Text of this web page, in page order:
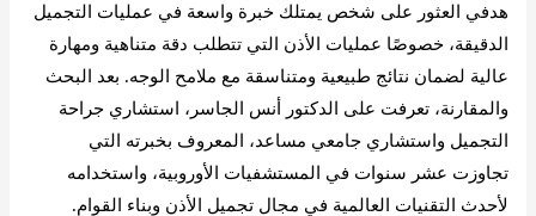
هدفي العثور على شخص يمتلك خبرة واسعة في عمليات التجميل
الدقيقة، خصوصًا عمليات الأذن التي تتطلب دقة متناهية ومهارة
عالية لضمان نتائج طبيعية ومتناسقة مع ملامح الوجه. بعد البحث
والمقارنة، تعرفت على الدكتور أنس الجاسر، استشاري جراحة
التجميل واستشاري جامعي مساعد، المعروف بخبرته التي
تجاوزت عشر سنوات في المستشفيات الأوروبية، واستخدامه
لأحدث التقنيات العالمية في مجال تجميل الأذن وبناء القوام.